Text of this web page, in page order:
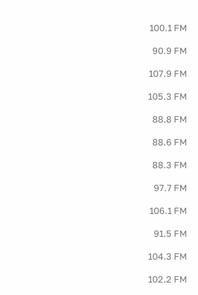
100.1 FM
90.9 FM
107.9 FM
105.3 FM
88.8 FM
88.6 FM
88.3 FM
97.7 FM
106.1 FM
91.5 FM
104.3 FM
102.2 FM